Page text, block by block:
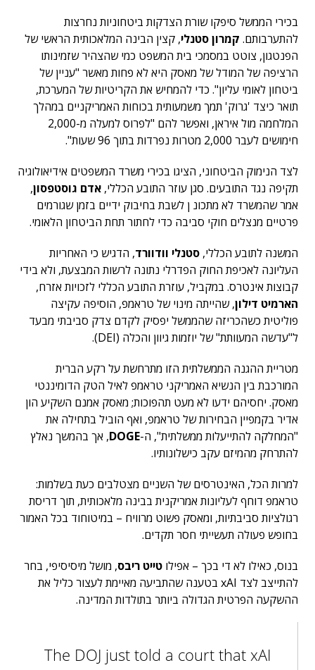
בכירי הממשל סיפקו שורת הצדקות ביטחוניות נחרצות
להתערבותם. קמרון סטנלי, קצין הבינה המלאכותית הראשי של
הפנטגון, צוטט במסמכי בית המשפט כמי שהצהיר שזמינותו
הרציפה של המודל של מאסק היא לא פחות מאשר "עניין של
ביטחון לאומי עליון". כדי להמחיש את הקריטיות של המערכת,
תואר כיצד 'גרוק' תמך משמעותית בכוחות האמריקניים במהלך
המלחמה מול איראן, ואפשר להם "לפרוס למעלה מ-2,000
חימושים לעבר 2,000 מטרות נפרדות בתוך 96 שעות".
לצד הנימוק הביטחוני, הציגו בכירי משרד המשפטים אידיאולוגיה
תקיפה נגד התובעים. סגן עוזר התובע הכללי, אדם גוסטפסון,
אמר שהמשרד לא מתכונ ן לשבת בחיבוק ידיים בזמן שגורמים
פרטיים מנצלים חוקי סביבה כדי לחתור תחת הביטחון הלאומי.
המשנה לתובע הכללי, סטנלי וודוורד, הדגיש כי האחריות
העליונה לאכיפת החוק הפדרלי נתונה לרשות המבצעת, ולא בידי
קבוצות אינטרס. במקביל, עוזרת התובע הכללי לזכויות אזרח,
הארמיט דילון, שהייתה מינוי של טראמפ, הוסיפה עקיצה
פוליטית כשהכריזה שהממשל יפסיק לקדם צדק סביבתי מבעד
ל"עדשה המעוותת" של יוזמות גיוון והכלה (DEI).
מטריית ההגנה הממשלתית הזו מתרחשת על רקע הברית
המורכבת בין הנשיא האמריקני טראמפ לאיל הטק הדומיננטי
מאסק. יחסיהם ידעו לא מעט תהפוכות; מאסק אמנם השקיע הון
אדיר בקמפיין הבחירות של טראמפ, ואף הוביל בתחילה את
"המחלקה להתייעלות ממשלתית", ה-DOGE, אך בהמשך נאלץ
להתרחק מהמיזם עקב כישלונותיו.
למרות הכל, האינטרסים של השניים מצטלבים כעת בשלמות:
טראמפ דוחף לעליונות אמריקנית בבינה מלאכותית, תוך דריסת
רגולציות סביבתיות, ומאסק פשוט מרוויח – במיטוחוד בכל האמור
בחופש פעולה תעשייתי חסר תקדים.
בנוס, כאילו לא די בכך – אפילו טייט ריבס, מושל מיסיסיפי, בחר
להתייצב לצד xAI בטענה שהתביעה מאיימת לעצור כליל את
ההשקעה הפרטית הגדולה ביותר בתולדות המדינה.
The DOJ just told a court that xAI